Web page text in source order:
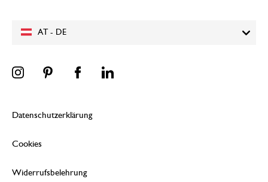
AT - DE
Datenschutzerklärung
Cookies
Widerrufsbelehrung